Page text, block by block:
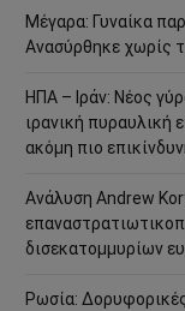
Μέγαρα: Γυναίκα
Ανασύρθηκε χωρίς
ΗΠΑ – Ιράν: Νέος
ιρανική πυραυλική
ακόμη πιο
Ανάλυση Andrew
δισεκατομμυρίων
Ρωσία: